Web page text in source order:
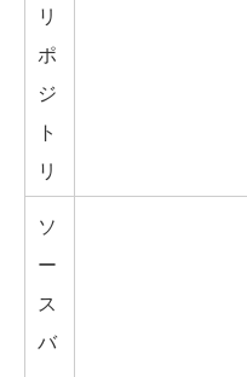
リ
ポ
ジ
ト
リ
ソ
ー
ス
バ